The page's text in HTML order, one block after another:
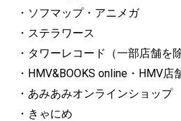
・ソフマップ・アニメガ
・ステラワース
・タワーレコード（一部店舗を除
・HMV&BOOKS online・HMV店
・あみあみオンラインショップ
・きゃにめ